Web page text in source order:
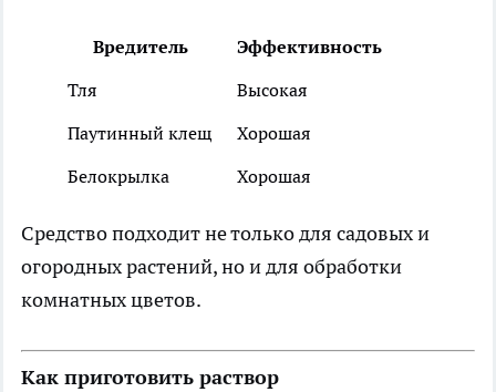
Вредитель
Эффективность
Тля
Высокая
Паутинный клещ
Хорошая
Белокрылка
Хорошая
Средство подходит не только для садовых и
огородных растений, но и для обработки
комнатных цветов.
Как приготовить раствор